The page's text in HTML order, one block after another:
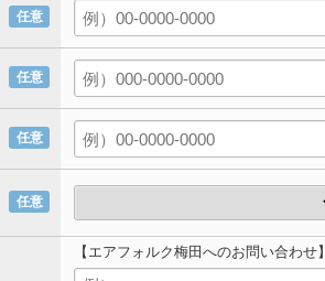
任意
任意
任意
任意
【エアフォルク梅田へのお問い合わせ】